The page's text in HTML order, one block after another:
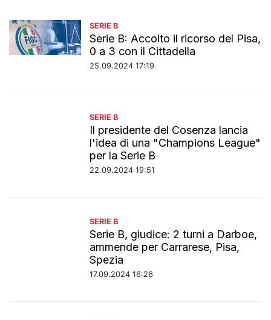
SERIE B
Serie B: Accolto il ricorso del Pisa,
0 a 3 con il Cittadella
25.09.2024 17:19
SERIE B
Il presidente del Cosenza lancia
l'idea di una "Champions League"
per la Serie B
22.09.2024 19:51
SERIE B
Serie B, giudice: 2 turni a Darboe,
ammende per Carrarese, Pisa,
Spezia
17.09.2024 16:26